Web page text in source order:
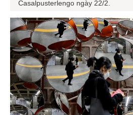
Casalpusterlengo ngày 22/2.